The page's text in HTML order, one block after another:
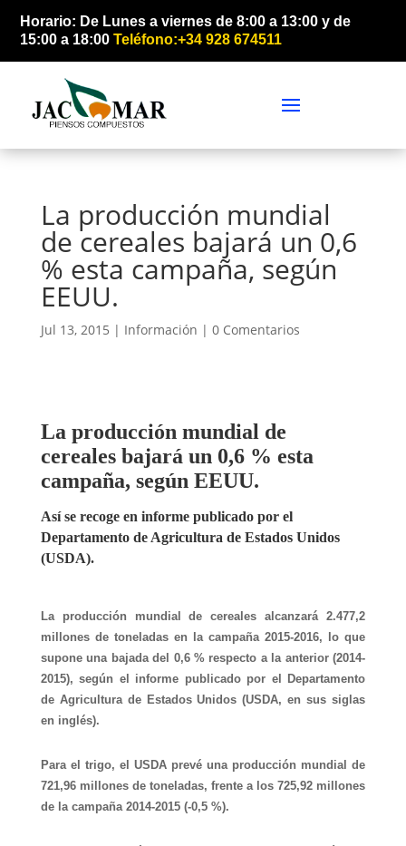
Horario: De Lunes a viernes de 8:00 a 13:00 y de
15:00 a 18:00Teléfono:+34 928 674511
La producción mundial
de cereales bajará un 0,6
% esta campaña, según
EEUU.
Jul 13, 2015 | Información | 0 Comentarios
La producción mundial de
cereales bajará un 0,6 % esta
campaña, según EEUU.
Así se recoge en informe publicado por el
Departamento de Agricultura de Estados Unidos
(USDA).
La producción mundial de cereales alcanzará 2.477,2
millones de toneladas en la campaña 2015-2016, lo que
supone una bajada del 0,6 % respecto a la anterior (2014-
2015), según el informe publicado por el Departamento
de Agricultura de Estados Unidos (USDA, en sus siglas
en inglés).
Para el trigo, el USDA prevé una producción mundial de
721,96 millones de toneladas, frente a los 725,92 millones
de la campaña 2014-2015 (-0,5 %).